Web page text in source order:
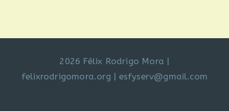
2026 Félix Rodrigo Mora |
felixrodrigomora.org | esfyserv@gmail.com